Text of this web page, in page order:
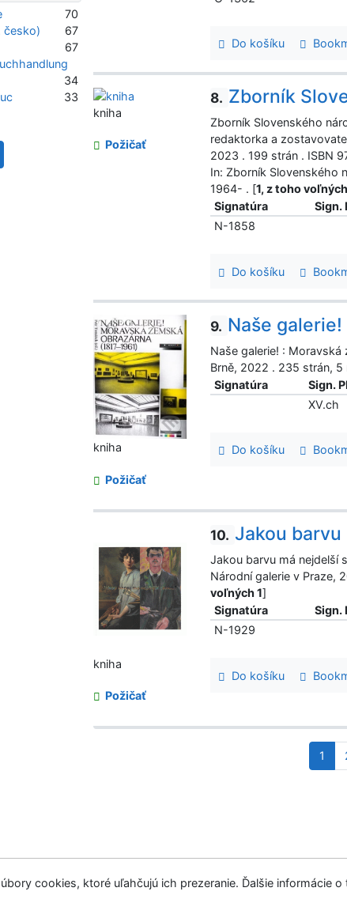
Do košíku
8. Zborník
Zborník Slovenského
redaktorka a
2023 . 199 strán . ISBN
In: Zborník Slovenského
1964- . [1, z toho
Signatúra
Sign.
N-1858
Do košíku
kniha
Požičať
9. Naše galerie!
Naše galerie! :
Brně, 2022 . 235 strán,
Signatúra
Sign.
XV.ch
Do košíku
kniha
Požičať
10. Jakou
Jakou barvu má nejdelší
Národní galerie v Praze,
voľných 1]
Signatúra
Sign.
N-1929
Do košíku
kniha
Požičať
1
70
česko)
67
67
34
33
cookies, ktoré uľahčujú ich prezeranie. Ďalšie informácie o